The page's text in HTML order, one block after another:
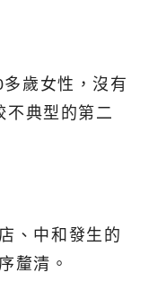
歲女性，沒有
不典型的第二
、中和發生的
釐清。